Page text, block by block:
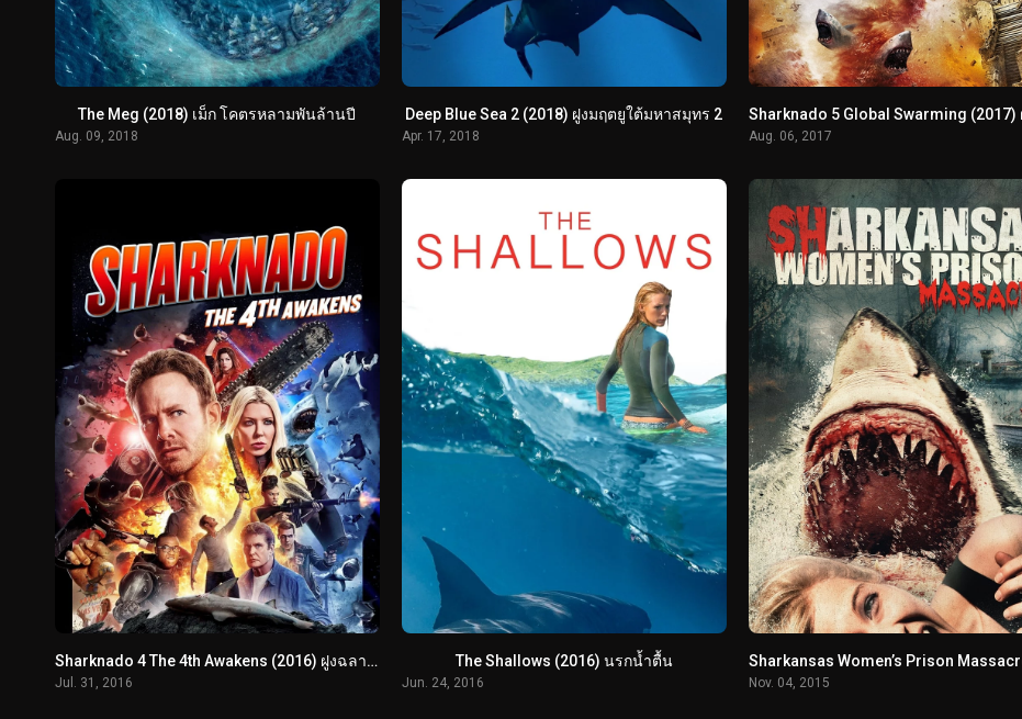
The Meg (2018) เม็ก โคตรหลามพันล้านปี
Aug. 09, 2018
Deep Blue Sea 2 (2018) ฝูงมฤตยูใต้มหาสมุทร 2
Apr. 17, 2018 Aug. 06, 2017
Sharknado 4 The 4th Awakens (2016) ฝูงฉลามทอร์นาโด อุบัติการณ์ครั้งที่ 4
Jul. 31, 2016
The Shallows (2016) นรกน้ำตื้น
Jun. 24, 2016 Nov. 04, 2015